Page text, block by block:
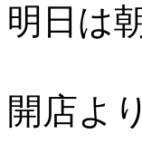
明日は
開店よ